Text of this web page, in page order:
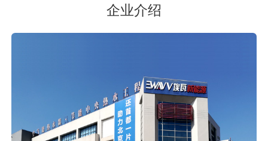
企业介绍